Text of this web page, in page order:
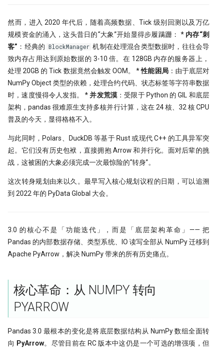
强化学习 vs 监督学习：AI炒股的两
用大白话讲清楚，哪种更适合金融量化
关于昨天应该涨多少这件事，
Tushare 和 东财还没商量好
带你读论文：PCA、离散小波和
XGBoost构建交易策略
谁压垮了这个基站？用XGBoost如何
The Sound of Risk! 闻弦歌而知雅意,
声音里隐藏的另类因子
Tcn
几多？
白银大涨引发的量化套利策略
Alphalens 因子分析 - 以低换手率因
Alphalens因子分析(2) - low turnover
秒杀98%的基金经理!
因子分析（3）- 都是坑！这么简单的
Alpha计算，竟然错了？！
Coefficient方法
捕捉主力-最大成交量因子
Mispriced option
净新高占比因子
ORB! Alpha 达到年化 36%
7月：斜率动量因子表现回顾
该开始装Skills了
量化投资黑话：深度解析“因子”及其
核心逻辑
然而，进入 2020 年代后，随着高频数据、Tick 级别回测以及万亿
规模资金的涌入，这头昔日的“大象”开始显得步履蹒跚： * 内存“刺
客” ：经典的 BlockManager 机制在处理混合类型数据时，往往会导
致内存占用达到原始数据的 3-10 倍。在 128GB 内存的服务器上，
处理 20GB 的 Tick 数据竟然会触发 OOM。 *性能困局：由于底层对
NumPy Object 类型的依赖，处理合约代码、状态标签等字符串数据
时，速度慢得令人发指。 *并发荒漠 ：受限于 Python 的 GIL 和底层
架构，pandas 很难原生支持多核并行计算，这在 24 核、32 核 CPU
普及的今天，显得格格不入。
与此同时，Polars、DuckDB 等基于 Rust 或现代 C++ 的工具异军突
起。它们没有历史包袱，直接拥抱 Arrow 和并行化。面对后辈的挑
战，这被困的大象必须完成一次最惊险的“转身”。
这次转身规划由来以久。最早写入核心规划议程的日期，可以追溯
到 2022 年的 PyData Global 大会。
3.0 的核心不是「功能迭代」，而是「底层架构革命」—— 把
Pandas 的内部数据存储、类型系统、IO 读写全部从 NumPy 迁移到
Apache PyArrow，解决 NumPy 带来的所有历史痛点。
核心革命：从 NUMPY 转向
PYARROW
Pandas 3.0 最根本的变化是将底层数据结构从 NumPy 数组全面转
向 PyArrow。尽管目前在 RC 版本中这仍是一个可选的增强项，但